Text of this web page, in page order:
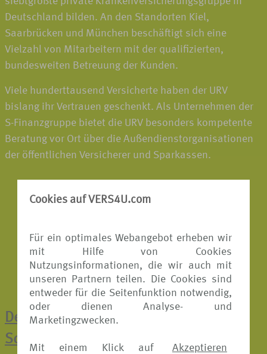
Cookies auf VERS4U.com
Für ein optimales Webangebot erheben wir
mit Hilfe von Cookies
Nutzungsinformationen, die wir auch mit
unseren Partnern teilen. Die Cookies sind
entweder für die Seitenfunktion notwendig,
oder dienen Analyse- und
Marketingzwecken.
Mit einem Klick auf
Akzeptieren
Deutschland bilden. An den Standorten Kiel,
Saarbrücken und München beschäftigt sich eine
Vielzahl von Mitarbeitern mit der qualifizierten,
bundesweiten Betreuung der Kunden.
Viele hunderttausend Versicherte haben der URV
bislang ihr Vertrauen geschenkt. Als Unternehmen der
S-Finanzgruppe bietet die URV besonders kompetente
Beratung vor Ort über die Außendienstorganisationen
der öffentlichen Versicherer und Sparkassen.
Der direkte Weg zur Online-
Schadenmeldung